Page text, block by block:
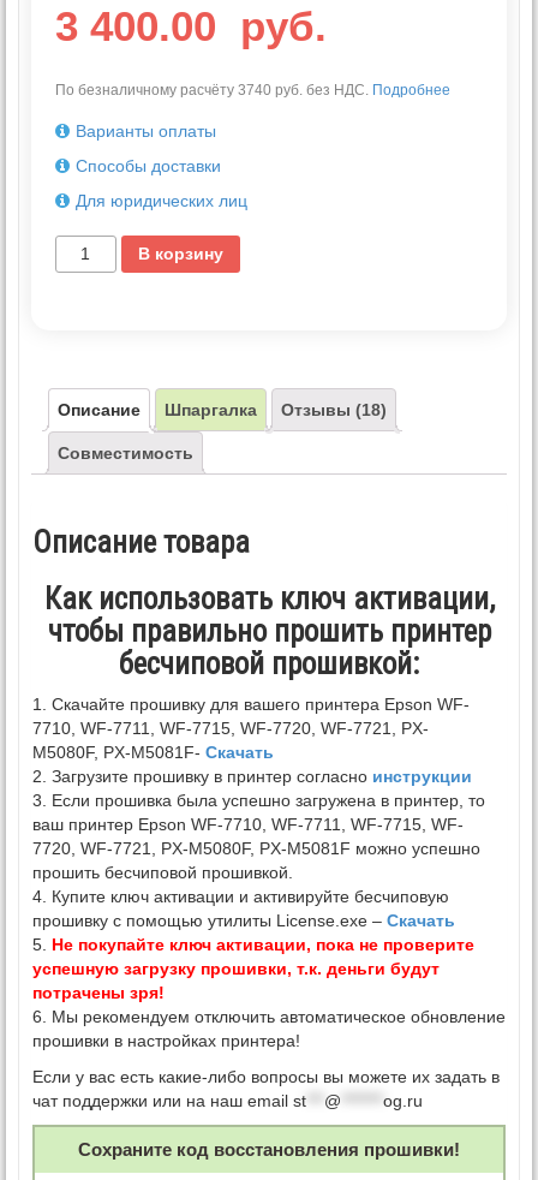
3 400.00 руб.
По безналичному расчёту 3740 руб. без НДС. Подробнее
Варианты оплаты
Способы доставки
Для юридических лиц
В корзину
Описание Шпаргалка Отзывы (18)
Совместимость
Описание товара
Как использовать ключ активации,
чтобы правильно прошить принтер
бесчиповой прошивкой:
1. Скачайте прошивку для вашего принтера Epson WF-
7710, WF-7711, WF-7715, WF-7720, WF-7721, PX-
M5080F, PX-M5081F- Скачать
2. Загрузите прошивку в принтер согласно инструкции
3. Если прошивка была успешно загружена в принтер, то
ваш принтер Epson WF-7710, WF-7711, WF-7715, WF-
7720, WF-7721, PX-M5080F, PX-M5081F можно успешно
прошить бесчиповой прошивкой.
4. Купите ключ активации и активируйте бесчиповую
прошивку с помощью утилиты License.exe – Скачать
5. Не покупайте ключ активации, пока не проверите
успешную загрузку прошивки, т.к. деньги будут
потрачены зря!
6. Мы рекомендуем отключить автоматическое обновление
прошивки в настройках принтера!
Если у вас есть какие-либо вопросы вы можете их задать в
чат поддержки или на наш email st @ og.ru
Сохраните код восстановления прошивки!